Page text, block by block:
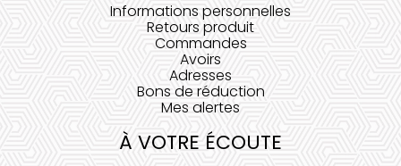
Informations personnelles
Retours produit
Commandes
Avoirs
Adresses
Bons de réduction
Mes alertes
À VOTRE ÉCOUTE